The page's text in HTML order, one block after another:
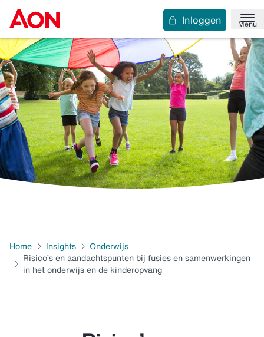
Menu
Inloggen
Home Insights
Onderwijs
Risico’s en aandachtspunten bij fusies en samenwerkingen
in het onderwijs en de kinderopvang